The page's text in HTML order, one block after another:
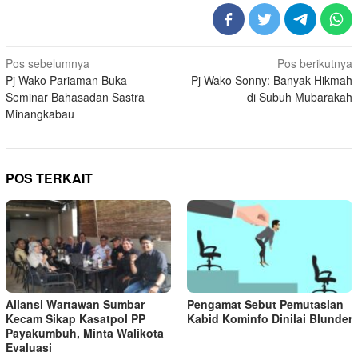
Navigasi
pos
Pos sebelumnya
Pj Wako Pariaman Buka
Seminar Bahasadan Sastra
Minangkabau
Pos berikutnya
Pj Wako Sonny: Banyak Hikmah
di Subuh Mubarakah
POS TERKAIT
Aliansi Wartawan Sumbar
Kecam Sikap Kasatpol PP
Payakumbuh, Minta Walikota
Evaluasi
Pengamat Sebut Pemutasian
Kabid Kominfo Dinilai Blunder